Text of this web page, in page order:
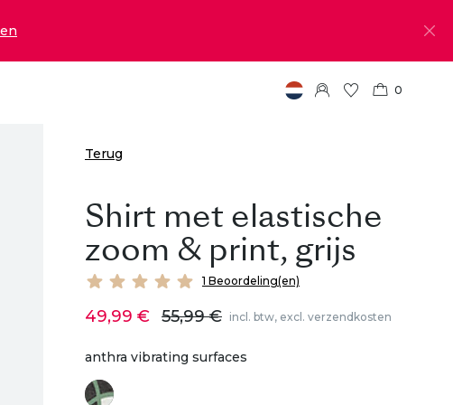
0
Terug
Shirt met elastische
zoom & print, grijs
1 Beoordeling(en)
49,99 € 55,99 € incl. btw, excl. verzendkosten
anthra vibrating surfaces